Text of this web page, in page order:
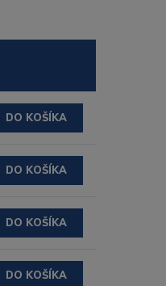
DO KOŠÍKA
DO KOŠÍKA
DO KOŠÍKA
DO KOŠÍKA